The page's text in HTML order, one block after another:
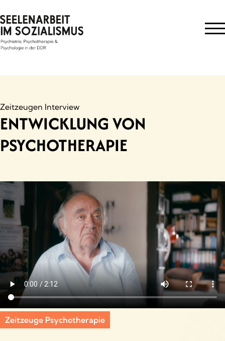
to
content
Zeitzeugen Interview
ENTWICKLUNG VON
PSYCHOTHERAPIE
Zeitzeuge Psychotherapie